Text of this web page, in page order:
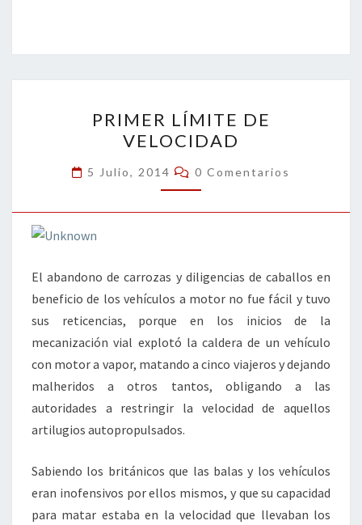
o
o
er dI
n
l
p
ar
tir
LÍMITE
DE
VELOCIDAD
PRIMER LÍMITE DE
VELOCIDAD
5 Julio, 2014 Comentarios
0 Comentarios
El abandono de carrozas y diligencias de caballos en
beneficio de los vehículos a motor no fue fácil y tuvo
sus reticencias, porque en los inicios de la
mecanización vial explotó la caldera de un vehículo
con motor a vapor, matando a cinco viajeros y dejando
malheridos a otros tantos, obligando a las
autoridades a restringir la velocidad de aquellos
artilugios autopropulsados.
Sabiendo los británicos que las balas y los vehículos
eran inofensivos por ellos mismos, y que su capacidad
para matar estaba en la velocidad que llevaban los